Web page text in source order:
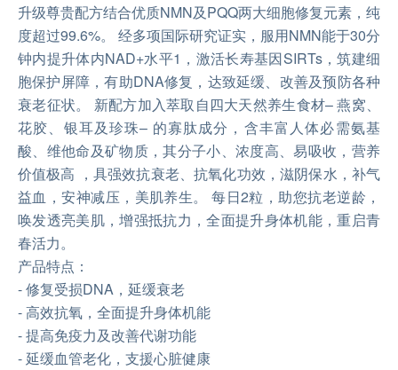
升级尊贵配方结合优质NMN及PQQ两大细胞修复元素，纯
度超过99.6%。 经多项国际研究证实，服用NMN能于30分
钟内提升体内NAD+水平1，激活长寿基因SIRTs，筑建细
胞保护屏障，有助DNA修复，达致延缓、改善及预防各种
衰老征状。 新配方加入萃取自四大天然养生食材– 燕窝、
花胶、银耳及珍珠– 的寡肽成分，含丰富人体必需氨基
酸、维他命及矿物质，其分子小、浓度高、易吸收，营养
价值极高 ，具强效抗衰老、抗氧化功效，滋阴保水，补气
益血，安神减压，美肌养生。 每日2粒，助您抗老逆龄，
唤发透亮美肌，增强抵抗力，全面提升身体机能，重启青
春活力。
产品特点：
- 修复受损DNA，延缓衰老
- 高效抗氧，全面提升身体机能
- 提高免疫力及改善代谢功能
- 延缓血管老化，支援心脏健康